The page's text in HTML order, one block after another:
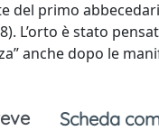
del primo
L’orto è stato
anche dopo le
Scheda